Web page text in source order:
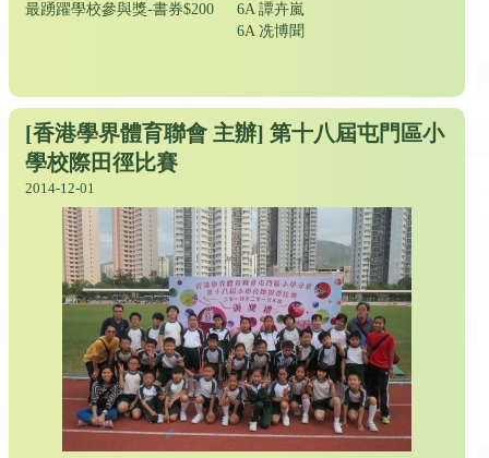
最踴躍學校參與獎-書券$200
6A 譚卉嵐
6A 冼博聞
[香港學界體育聯會 主辦] 第十八屆屯門區小
學校際田徑比賽
2014-12-01